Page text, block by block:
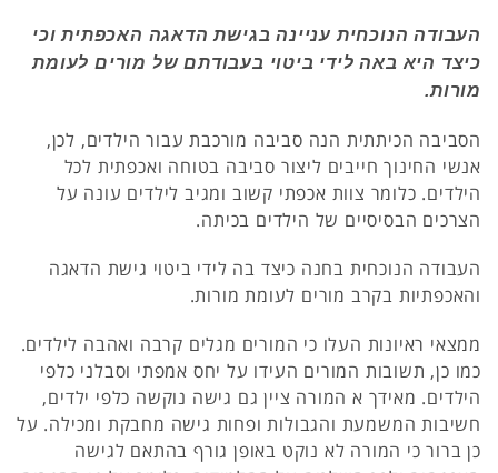
העבודה הנוכחית עניינה בגישת הדאגה האכפתית וכי
כיצד היא באה לידי ביטוי בעבודתם של מורים לעומת
מורות.
הסביבה הכיתתית הנה סביבה מורכבת עבור הילדים, לכן,
אנשי החינוך חייבים ליצור סביבה בטוחה ואכפתית לכל
הילדים. כלומר צוות אכפתי קשוב ומגיב לילדים עונה על
הצרכים הבסיסיים של הילדים בכיתה.
העבודה הנוכחית בחנה כיצד בה לידי ביטוי גישת הדאגה
והאכפתיות בקרב מורים לעומת מורות.
ממצאי ראיונות העלו כי המורים מגלים קרבה ואהבה לילדים.
כמו כן, תשובות המורים העידו על יחס אמפתי וסבלני כלפי
הילדים. מאידך א המורה ציין גם גישה נוקשה כלפי ילדים,
חשיבות המשמעת והגבולות ופחות גישה מחבקת ומכילה. על
כן ברור כי המורה לא נוקט באופן גורף בהתאם לגישה